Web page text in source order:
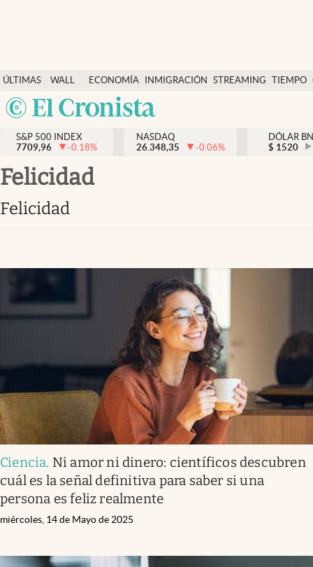
ÚLTIMAS
NOTICIAS
WALL
STREET
Y
DÓLAR
ECONOMÍA INMIGRACIÓN STREAMING TIEMPO
México
Finanzas y economía
Wall Street y dólar
Inmigración
Tiempo
Ciencia y salud
Streaming
PC y mobile
Lifestyle
S&P 500 INDEX
7709,96
-0.18%
NASDAQ
26.348,35
-0.06%
DÓLAR
$ 1520
felicidad
felicidad
Ciencia. Ni amor ni dinero: científicos descubren
cuál es la señal definitiva para saber si una
persona es feliz realmente
miércoles, 14 de Mayo de 2025